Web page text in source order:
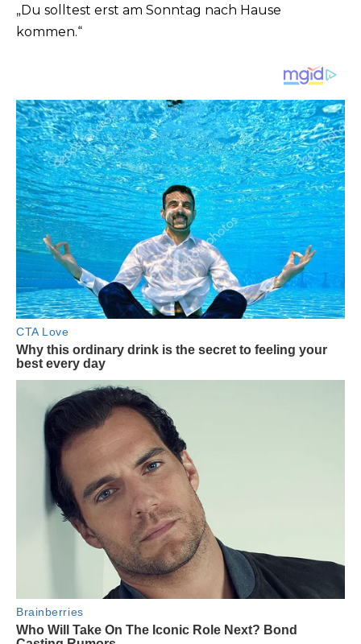
„Du solltest erst am Sonntag nach Hause
kommen.“